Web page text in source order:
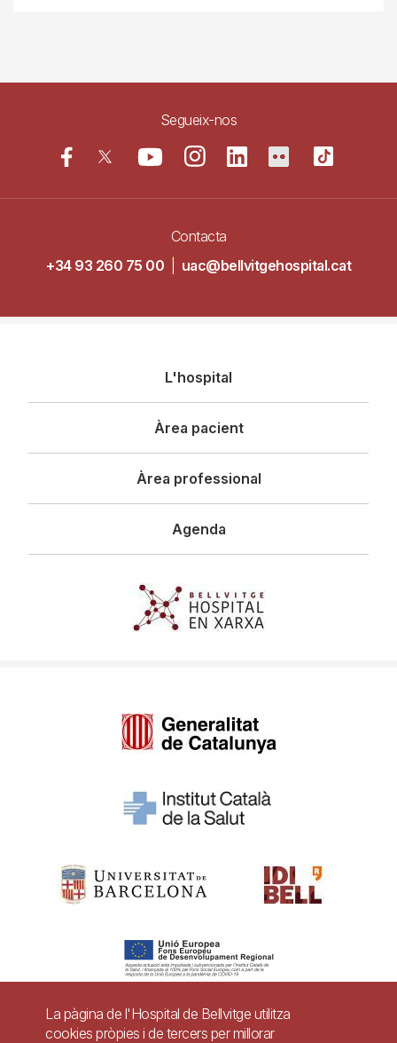
Segueix-nos
Contacta
+34 93 260 75 00
uac@bellvitgehospital.cat
principal
L'hospital
Àrea pacient
Àrea professional
Agenda
La pàgina de l'Hospital de Bellvitge utilitza
cookies pròpies i de tercers per millorar